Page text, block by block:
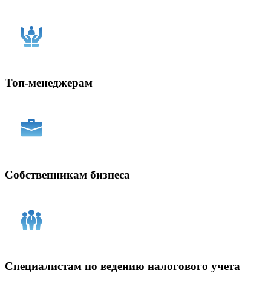
Топ-менеджерам
Собственникам бизнеса
Специалистам по ведению налогового учета